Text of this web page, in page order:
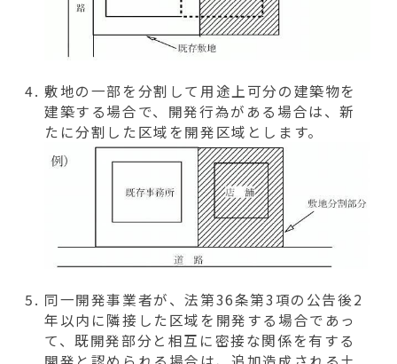
敷地の一部を分割して用途上可分の建築物を
建築する場合で、開発行為がある場合は、新
たに分割した区域を開発区域とします。
同一開発事業者が、法第36条第3項の公告後2
年以内に隣接した区域を開発する場合であっ
て、既開発部分と相互に密接な関係を有する